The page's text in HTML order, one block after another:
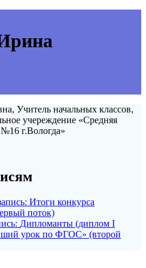
Учитель начальных классов,
учереждение «Средняя
г.Вологда»
Итоги конкурса
поток)
Дипломанты (диплом I
урок по ФГОС» (второй